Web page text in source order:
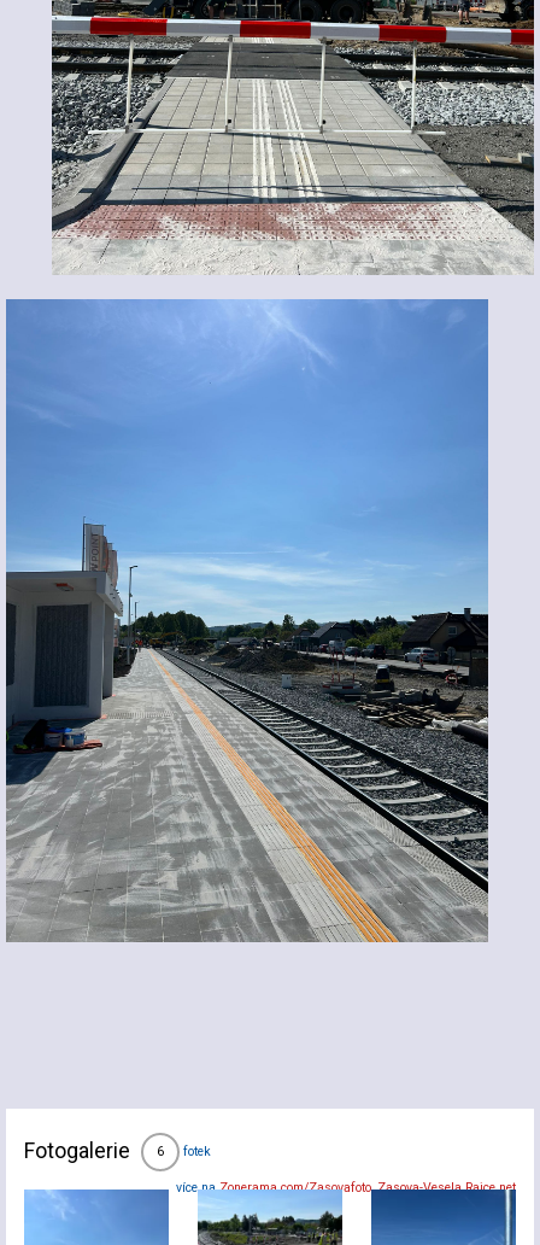
Fotogalerie 6 fotek
více naZonerama.com/Zasovafoto,Zasova-Vesela.Rajce.net